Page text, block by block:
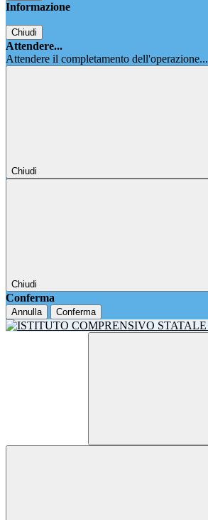
Informazione
Chiudi
Attendere...
Attendere il completamento dell'operazione...
Chiudi
Chiudi
Conferma
Annulla Conferma